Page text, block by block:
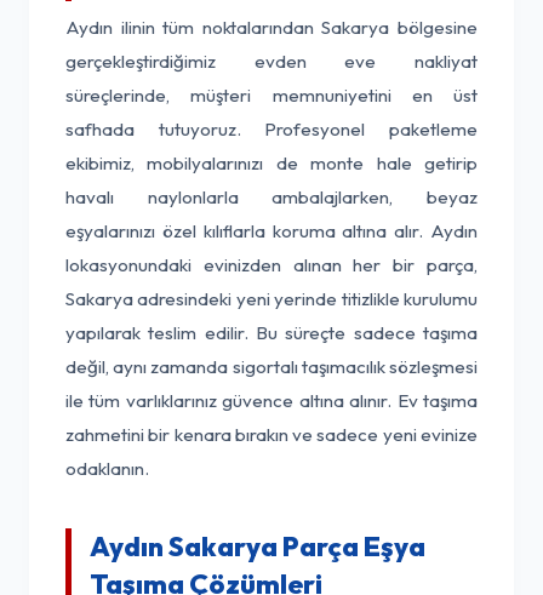
Aydın ilinin tüm noktalarından Sakarya bölgesine
gerçekleştirdiğimiz evden eve nakliyat
süreçlerinde, müşteri memnuniyetini en üst
safhada tutuyoruz. Profesyonel paketleme
ekibimiz, mobilyalarınızı de monte hale getirip
havalı naylonlarla ambalajlarken, beyaz
eşyalarınızı özel kılıflarla koruma altına alır. Aydın
lokasyonundaki evinizden alınan her bir parça,
Sakarya adresindeki yeni yerinde titizlikle kurulumu
yapılarak teslim edilir. Bu süreçte sadece taşıma
değil, aynı zamanda sigortalı taşımacılık sözleşmesi
ile tüm varlıklarınız güvence altına alınır. Ev taşıma
zahmetini bir kenara bırakın ve sadece yeni evinize
odaklanın.
Aydın Sakarya Parça Eşya
Taşıma Çözümleri